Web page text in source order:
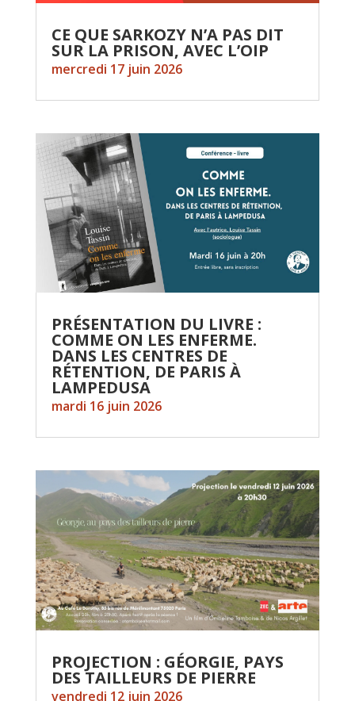
CE QUE SARKOZY N’A PAS DIT
SUR LA PRISON, AVEC L’OIP
mercredi 17 juin 2026
PRÉSENTATION DU LIVRE :
COMME ON LES ENFERME.
DANS LES CENTRES DE
RÉTENTION, DE PARIS À
LAMPEDUSA
mardi 16 juin 2026
PROJECTION : GÉORGIE, PAYS
DES TAILLEURS DE PIERRE
vendredi 12 juin 2026